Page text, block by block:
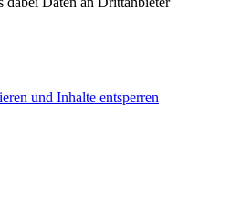
und Inhalte entsperren